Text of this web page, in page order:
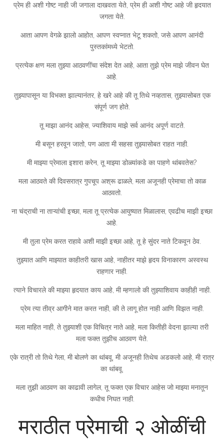
प्रेम ही अशी गोष्ट नाही जी जगाला दाखवता येते, प्रेम ही अशी गोष्ट आहे जी हृदयात
जगता येते.
आता आपण वेगळे झालो आहोत, आपण स्वप्नात भेटू शकतो, जसे आपण आनंदी
पुस्तकांमध्ये भेटतो.
प्रत्येक क्षण मला तुझ्या आठवणींचा संदेश देत आहे, आता तुझे प्रेम माझे जीवन घेत
आहे.
तुझ्यापासून या विभक्त झाल्यानंतर, हे खरे आहे की तू तिथे नव्हतास, तुझ्यासोबत एक
संपूर्ण जग होते.
तू माझा आनंद आहेस, ज्याशिवाय माझे सर्व आनंद अपूर्ण वाटते.
मी बसून हरवून जातो, पण आता मी सहसा तुझ्यासोबत राहत नाही.
मी माझ्या प्रेमाला इशारा करेन, तू माझ्या डोळ्यांकडे का पाहणे थांबवतेस?
मला आठवते की दिवसरात्र गुपचूप अश्रू ढाळले, मला अजूनही प्रेमाचा तो काळ
आठवतो.
ना चंद्राची ना ताऱ्यांची इच्छा, मला तू प्रत्येक आयुष्यात मिळालास, एवढीच माझी इच्छा
आहे.
मी तुला प्रेम करत राहावे अशी माझी इच्छा आहे, तू हे सुंदर नाते टिकवून ठेव.
तुझ्यात आणि माझ्यात काहीतरी खास आहे, नाहीतर माझे हृदय विनाकारण अस्वस्थ
राहणार नाही.
त्याने विचारले की माझ्या हृदयात काय आहे, मी म्हणालो की तुझ्याशिवाय काहीही नाही.
प्रेम त्या तीव्र आगीने मात करत नाही, की ते लागू होत नाही आणि विझत नाही.
मला माहित नाही, ते तुझ्याशी एक विचित्र नाते आहे, मला कितीही वेदना झाल्या तरी
मला फक्त तुझीच आठवण येते.
एके रात्री तो तिथे गेला, मी बोलणे का थांबवू, मी अजूनही तिथेच अडकलो आहे, मी रात्र
का थांबवू.
मला तुझी आठवण का काढावी लागेल, तू फक्त एक विचार आहेस जो माझ्या मनातून
कधीच निघत नाही.
मराठीत प्रेमाची २ ओळींची